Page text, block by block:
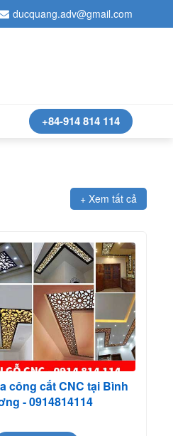
ducquang.adv@gmail.com
+84-914 814 114
+ Xem tất cả
công cắt CNC tại Bình
- 0914814114